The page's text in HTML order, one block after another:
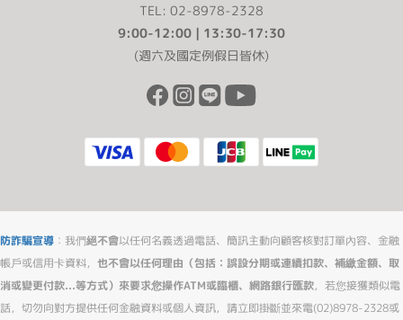
TEL: 02-8978-2328
9:00-12:00 | 13:30-17:30
(週六及國定例假日皆休)
防詐騙宣導 ：我們絕不會以任何名義透過電話、簡訊主動向顧客核對訂單內容、金融
帳戶或信用卡資料， 也不會以任何理由（包括：誤設分期或連續扣款、補繳金額、取
消或變更付款...等方式）來要求您操作ATM或臨櫃、網路銀行匯款，若您接獲類似電
話，切勿向對方提供任何金融資料或個人資訊，請立即掛斷並來電(02)8978-2328或